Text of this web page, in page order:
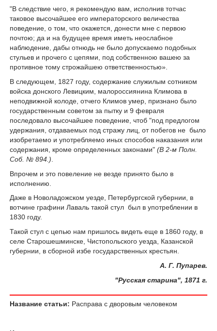
"В следствие чего, я рекомендую вам, исполнив тотчас
таковое высочайшее его императорского величества
поведение, о том, что окажется, донести мне с первою
почтою; да и на будущее время иметь неослабное
наблюдение, дабы отнюдь не было допускаемо подобных
стульев и прочего с цепями, под собственною вашею за
противное тому строжайшею ответственностью».
В следующем, 1827 году, содержание служилым сотником
войска донского Левицким, малороссиянина Климова в
неподвижной колоде, отчего Климов умер, признано было
государственным советом за пытку и 9 февраля
последовало высочайшее поведение, чтоб "под предлогом
удержания, отдаваемых под стражу лиц, от побегов не было
изобретаемо и употребляемо иных способов наказания или
содержания, кроме определенных законами" (В 2-м Полн.
Соб. № 894.)
Впрочем и это повеление не везде принято было в
исполнению.
Даже в Новоладожском уезде, Петербургской губернии, в
вотчине графини Лаваль такой стул был в употреблении в
1830 году.
Такой стул с цепью нам пришлось видеть еще в 1860 году, в
селе Старошешминске, Чистопольского уезда, Казанской
губернии, в сборной избе государственных крестьян.
А. Г. Пупарев.
"Русская старина", 1871 г.
Название статьи: Расправа с дворовым человеком